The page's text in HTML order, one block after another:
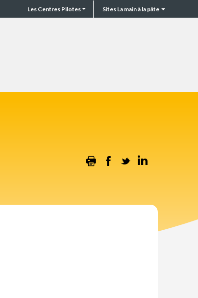
CP
Les Centres Pilotes Sites La main à la pâte
Print Facebook
Twitter